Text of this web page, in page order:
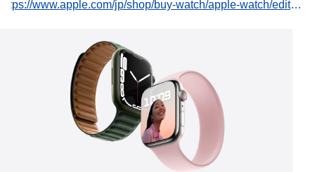
ラインで購入すると送料無料でお届けします。
https://www.apple.com/jp/shop/buy-watch/apple-watch/edition